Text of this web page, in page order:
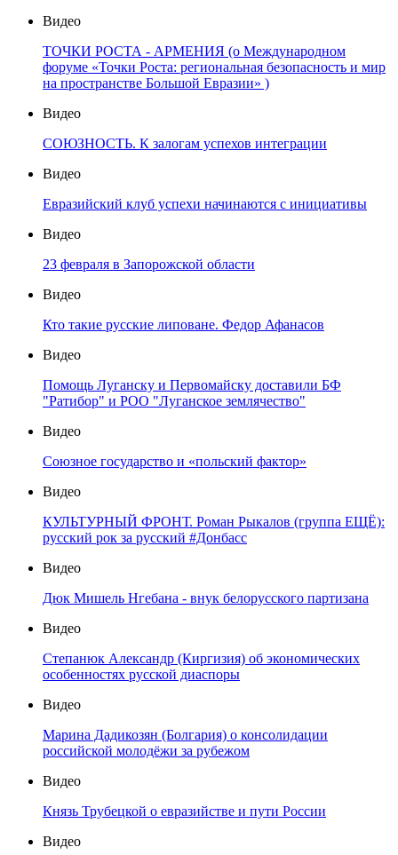
Видео
ТОЧКИ РОСТА - АРМЕНИЯ (о Международном
форуме «Точки Роста: региональная безопасность и мир
на пространстве Большой Евразии» )
Видео
СОЮЗНОСТЬ. К залогам успехов интеграции
Видео
Евразийский клуб успехи начинаются с инициативы
Видео
23 февраля в Запорожской области
Видео
Кто такие русские липоване. Федор Афанасов
Видео
Помощь Луганску и Первомайску доставили БФ
"Ратибор" и РОО "Луганское землячество"
Видео
Союзное государство и «польский фактор»
Видео
КУЛЬТУРНЫЙ ФРОНТ. Роман Рыкалов (группа ЕЩЁ):
русский рок за русский #Донбасс
Видео
Дюк Мишель Нгебана - внук белорусского партизана
Видео
Степанюк Александр (Киргизия) об экономических
особенностях русской диаспоры
Видео
Марина Дадикозян (Болгария) о консолидации
российской молодёжи за рубежом
Видео
Князь Трубецкой о евразийстве и пути России
Видео